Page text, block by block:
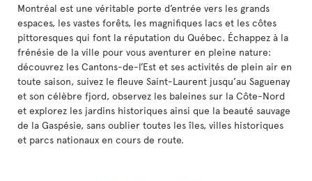
Montréal est une véritable porte d’entrée vers les grands
espaces, les vastes forêts, les magnifiques lacs et les côtes
pittoresques qui font la réputation du Québec. Échappez à la
frénésie de la ville pour vous aventurer en pleine nature:
découvrez les Cantons-de-l’Est et ses activités de plein air en
toute saison, suivez le fleuve Saint-Laurent jusqu’au Saguenay
et son célèbre fjord, observez les baleines sur la Côte-Nord
et explorez les jardins historiques ainsi que la beauté sauvage
de la Gaspésie, sans oublier toutes les îles, villes historiques
et parcs nationaux en cours de route.